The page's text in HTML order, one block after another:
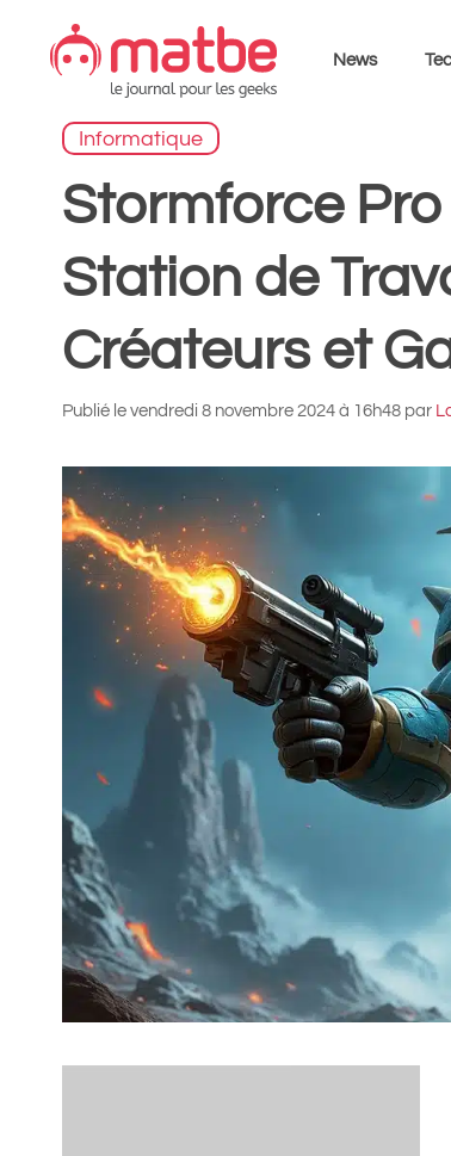
contenu
News
Informatique
Stormforce
Station de
Créateurs et
Publié levendredi 8 novembre 2024 à 16h48 par